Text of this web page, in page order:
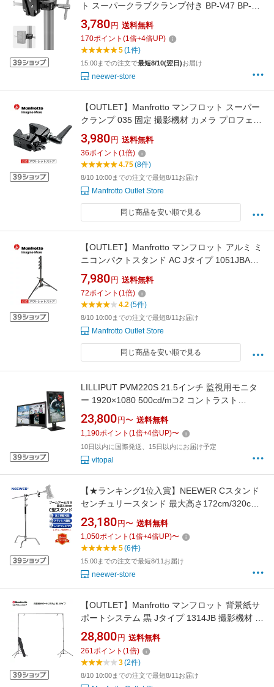
ト スーパークラブクランプ付き BP-V47 BP-
V95 BP-150WS BP-190WSに対応 QRロック付
き より広い開口部 三脚 撮影ライトスタンド用
Cスタンドジンバルショルダーリグ SmallRigに
対応 PS003
3,780 円 送料無料
170ポイント (1倍+4倍UP)
5(1件)
15:00までの注文で最短8/10(翌日)お届け
neewer-store
【OUTLET】Manfrotto マンフロット スーパー
クランプ 035 固定 撮影機材 カメラ プロフェシ
ョナル カメラアクセサリー スタジオ撮影 カメ
ラマウント ロケーション撮影 グリップ機材
【アウトレット】
3,980 円 送料無料
36ポイント (1倍)
4.75(8件)
8/10 10:00までの注文で最短8/11お届け
Manfrotto Outlet Store
同じ商品を安い順で見る
【OUTLET】Manfrotto マンフロット アルミ ミ
ニコンパクトスタンド AC Jタイプ 1051JBAC
17mmメスダボ 撮影機材 プロ カメラアクセサ
リー【アウトレット】
7,980 円 送料無料
72ポイント (1倍)
4.2(5件)
8/10 10:00までの注文で最短8/11お届け
Manfrotto Outlet Store
同じ商品を安い順で見る
LILLIPUT PVM220S 21.5インチ 監視用モニタ
ー 1920×1080 500cd/m⊃2 コントラスト
1500:1 HDMIとSDIの信号互換コンバージョン
HDMI入力出力 90°回転可能 スマホに対応
23,800 円〜 送料無料
1,190ポイント (1倍+4倍UP)〜
10日以内に国際発送、15日以内にお届け予定
vitopal
【★ランキング1位入賞】NEEWER Cスタンド
センチュリースタンド 最大高さ172cm/320cm
写真用ライトスタンド プロ100％ステンレス鋼
製 頑丈 83cm/128cmアームと2つのグリップヘ
ッド付き スタジオモノライト、ソフトボック
ス、リフレクター用
23,180 円〜 送料無料
1,050ポイント (1倍+4倍UP)〜
5(6件)
15:00までの注文で最短8/11お届け
neewer-store
【OUTLET】Manfrotto マンフロット 背景紙サ
ポートシステム 黒 Jタイプ 1314JB 撮影機材 プ
ロ カメラアクセサリー 撮影背景 スタジオ撮影
ポートレート YouTube ライブ配信【アウトレ
ット】
28,800 円 送料無料
261ポイント (1倍)
3(2件)
8/10 10:00までの注文で最短8/11お届け